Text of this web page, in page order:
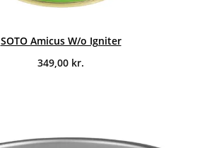
SOTO Amicus W/o Igniter
349,00 kr.